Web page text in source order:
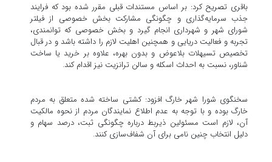
باقری تصریح کرد: بر اساس مستندات قبلی مقرر شده بود که فرایند
جذب سرمایه‌گذاری و چگونگی مشارکت بخش خصوصی از فیلتر
شورای شهر و شهرداری انجام گیرد و بخش خصوصی که توانمندی،
تجربه و فعالیت دریایی و همچنین اهلیت لازم را داشته باشد و در قبال
تخصیص تسیهلات بلاعوض و بدون بهره، علاوه بر خرید یا ساخت
شناور، نسبت به احداث اسکله و سالن ترانزیت نیز اقدام کند.
سخنگوی شورا شهر خارگ افزود: کشتی ساخته شده متعلق به مردم
خارگ بوده و با توجه به عدم اطلاع نمایندگان مردم از نحوه مالکیت
آن، لازم است مسئولین ذیربط درباره چگونگی ثبت، درصد سهام و
دلیل انتخاب چنین نامی برای آن شفاف‌سازی کنند.